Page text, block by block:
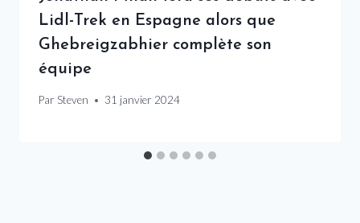
Lidl-Trek en Espagne alors que
Ghebreigzabhier complète son
équipe
Par Steven 31 janvier 2024